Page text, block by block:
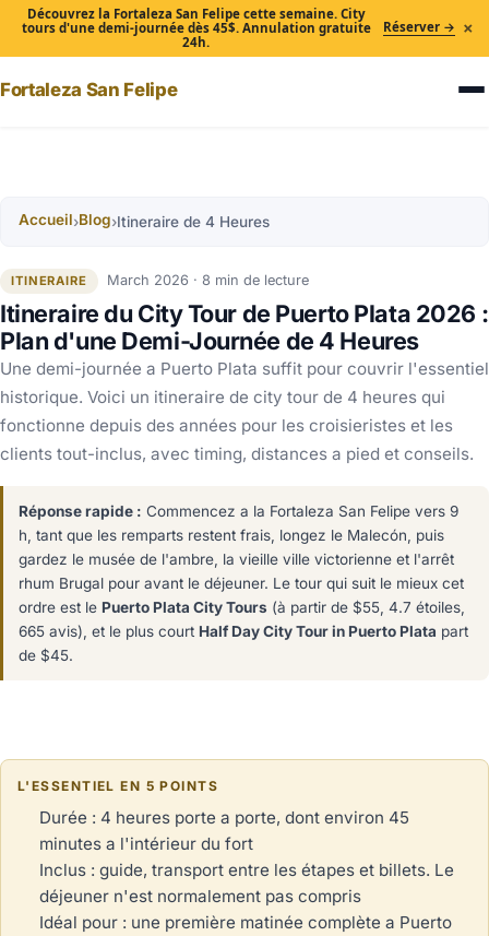
Découvrez la Fortaleza San Felipe cette semaine. City
tours d'une demi-journée dès 45$. Annulation gratuite
24h.
Réserver → ×
Fortaleza San Felipe
Accueil›Blog›Itineraire de 4 Heures
ITINERAIRE March 2026 · 8 min de lecture
Itineraire du City Tour de Puerto Plata 2026 :
Plan d'une Demi-Journée de 4 Heures
Une demi-journée a Puerto Plata suffit pour couvrir l'essentiel
historique. Voici un itineraire de city tour de 4 heures qui
fonctionne depuis des années pour les croisieristes et les
clients tout-inclus, avec timing, distances a pied et conseils.
Réponse rapide : Commencez a la Fortaleza San Felipe vers 9
h, tant que les remparts restent frais, longez le Malecón, puis
gardez le musée de l'ambre, la vieille ville victorienne et l'arrêt
rhum Brugal pour avant le déjeuner. Le tour qui suit le mieux cet
ordre est le Puerto Plata City Tours (à partir de $55, 4.7 étoiles,
665 avis), et le plus court Half Day City Tour in Puerto Plata part
de $45.
L'ESSENTIEL EN 5 POINTS
Durée : 4 heures porte a porte, dont environ 45
minutes a l'intérieur du fort
Inclus : guide, transport entre les étapes et billets. Le
déjeuner n'est normalement pas compris
Idéal pour : une première matinée complète a Puerto